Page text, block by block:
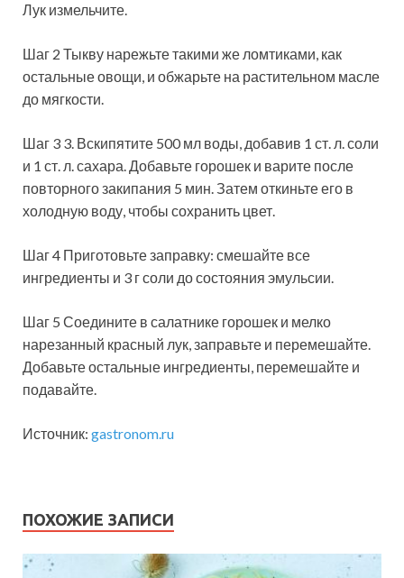
Лук измельчите.
Шаг 2 Тыкву нарежьте такими же ломтиками, как
остальные овощи, и обжарьте на растительном масле
до мягкости.
Шаг 3 3. Вскипятите 500 мл воды, добавив 1 ст. л. соли
и 1 ст. л. сахара. Добавьте горошек и варите после
повторного закипания 5 мин. Затем откиньте его в
холодную воду, чтобы сохранить цвет.
Шаг 4 Приготовьте заправку: смешайте все
ингредиенты и 3 г соли до состояния эмульсии.
Шаг 5 Соедините в салатнике горошек и мелко
нарезанный красный лук, заправьте и перемешайте.
Добавьте остальные ингредиенты, перемешайте и
подавайте.
Источник: gastronom.ru
ПОХОЖИЕ ЗАПИСИ